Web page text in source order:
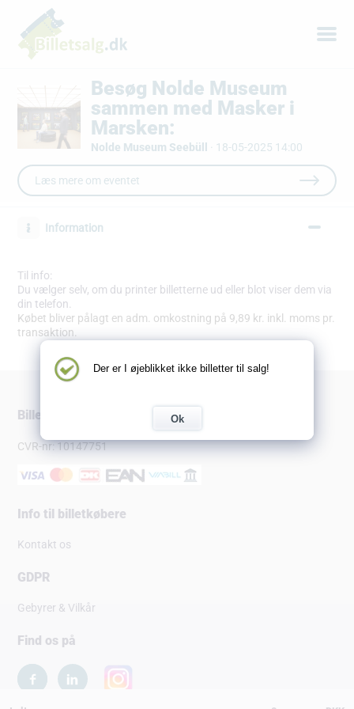
Besøg Nolde Museum
sammen med Masker i
Marsken:
Nolde Museum Seebüll · 18-05-2025 14:00
Læs mere om eventet
Information
Til info:
Du vælger selv, om du printer billetterne ud eller blot viser dem via
din telefon.
Købet bliver pålagt en adm. omkostning på 9,89 kr. inkl. moms pr.
transaktion.
Der er I øjeblikket ikke billetter til salg!
Ok
Billetsalg.dk
CVR-nr: 10147751
Info til billetkøbere
Kontakt os
GDPR
Gebyrer & Vilkår
Find os på